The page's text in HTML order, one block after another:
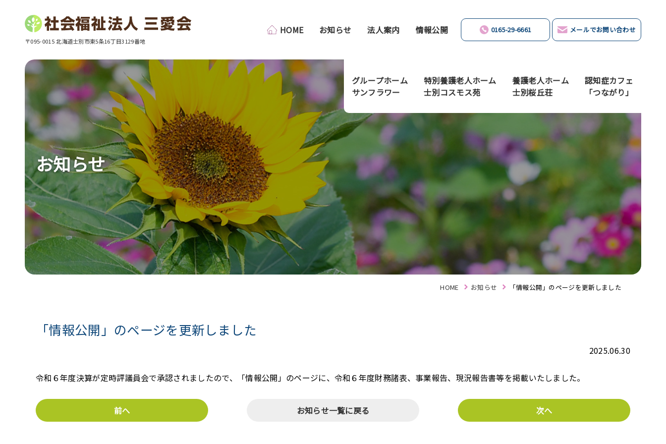
〒095-0015 北海道士別市東5条16丁目3129番地
HOME お知らせ 法人案内 情報公開 0165-29-6661 メールでお問い合わせ
グループホーム
サンフラワー
特別養護老人ホーム
士別コスモス苑
養護老人ホーム
士別桜丘荘
認知症カフェ
「つながり」
お知らせ
HOME お知らせ 「情報公開」のページを更新しました
「情報公開」のページを更新しました
2025.06.30
令和６年度決算が定時評議員会で承認されましたので、「情報公開」のページに、令和６年度財務諸表、事業報告、現況報告書等を掲載いたしました。
前へ お知らせ一覧に戻る 次へ